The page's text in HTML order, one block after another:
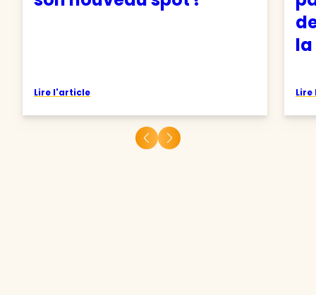
Lire l'article
la